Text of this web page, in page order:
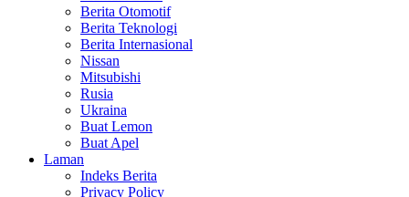
Berita Otomotif
Berita Teknologi
Berita Internasional
Nissan
Mitsubishi
Rusia
Ukraina
Buat Lemon
Buat Apel
Laman
Indeks Berita
Privacy Policy